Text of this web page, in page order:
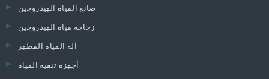
صانع المياه الهيدروجين
زجاجة مياه الهيدروجين
آلة المياه المطهر
أجهزة تنقية المياه